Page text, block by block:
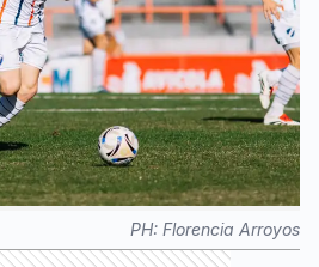
PH: Florencia Arroyos